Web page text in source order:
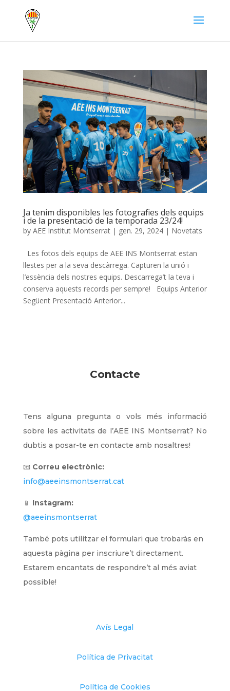
Ja tenim disponibles les fotografies dels equips
i de la presentació de la temporada 23/24!
by AEE Institut Montserrat| gen. 29, 2024| Novetats
Les fotos dels equips de AEE INS Montserrat estan
llestes per a la seva descàrrega. Capturen la unió i
l’essència dels nostres equips. Descarrega’t la teva i
conserva aquests records per sempre! Equips Anterior
Següent Presentació Anterior...
Contacte
Tens alguna pregunta o vols més informació
sobre les activitats de l’AEE INS Montserrat? No
dubtis a posar-te en contacte amb nosaltres!
📧 Correu electrònic:
info@aeeinsmontserrat.cat
📱 Instagram:
@aeeinsmontserrat
També pots utilitzar el formulari que trobaràs en
aquesta pàgina per inscriure’t directament.
Estarem encantats de respondre’t al més aviat
possible!
Avís Legal
Política de Privacitat
Política de Cookies